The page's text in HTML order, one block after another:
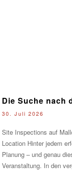
Die Suche nach
30. Juli 2026
Site Inspections auf
Location Hinter jedem
Planung – und genau
Veranstaltung. In den